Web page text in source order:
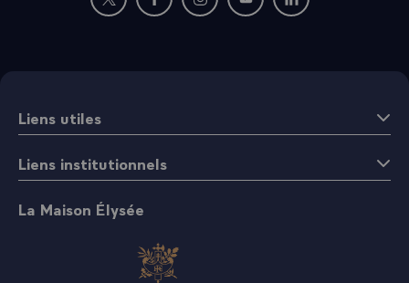
Nouvelle fenêtre : rejoignez-nous sur Twitter
Nouvelle fenêtre : rejoignez-nous sur
Nouvelle fenêtre : rejoignez-nous
Nouvelle fenêtre :
Nouvelle fenêtre :
Liens utiles
Liens institutionnels
La Maison Élysée